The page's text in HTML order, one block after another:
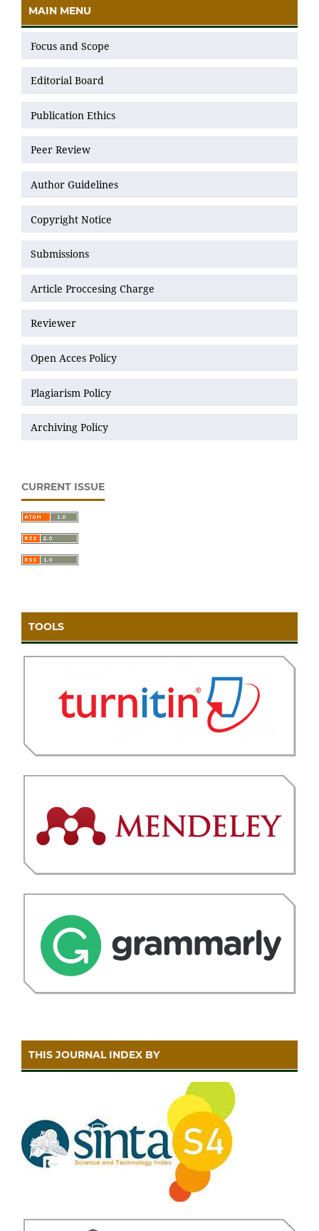
MAIN MENU
Focus and Scope
Editorial Board
Publication Ethics
Peer Review
Author Guidelines
Copyright Notice
Submissions
Article Proccesing Charge
Reviewer
Open Acces Policy
Plagiarism Policy
Archiving Policy
CURRENT ISSUE
TOOLS
THIS JOURNAL INDEX BY